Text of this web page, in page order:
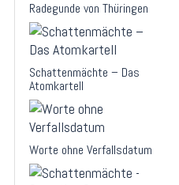
Radegunde von Thüringen
Schattenmächte – Das
Atomkartell
Worte ohne Verfallsdatum